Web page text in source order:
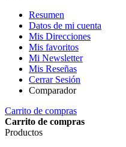
Resumen
Datos de mi cuenta
Mis Direcciones
Mis favoritos
Mi Newsletter
Mis Reseñas
Cerrar Sesión
Comparador
Carrito de compras
Carrito de compras
Productos